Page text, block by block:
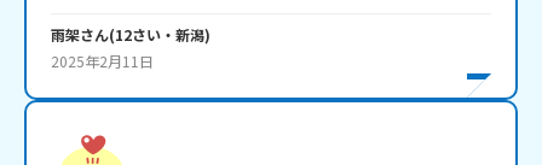
雨架さん(12さい・ 新潟)
2025年2月11日